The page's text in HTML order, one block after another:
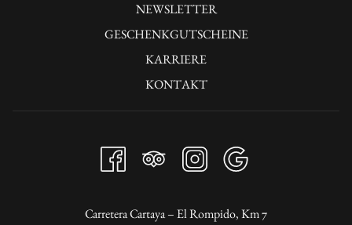
NEWSLETTER
SICH
GESCHENKGUTSCHEINE
KARRIERE
KONTAKT
Carretera Cartaya – El Rompido, Km 7